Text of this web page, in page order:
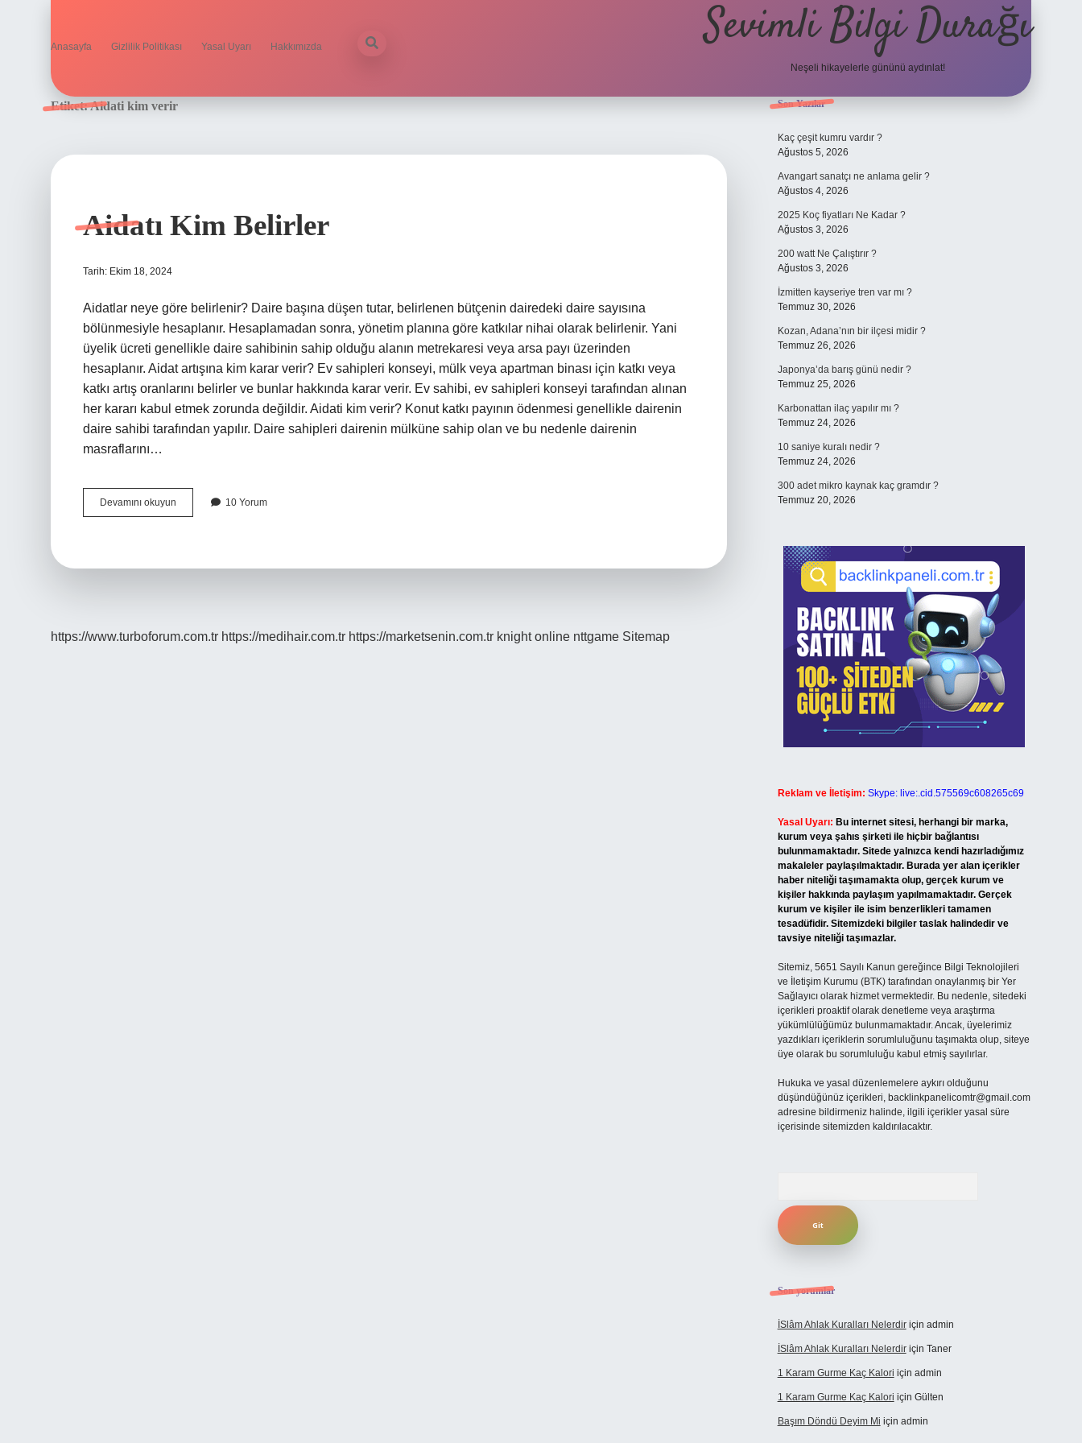
Anasayfa Gizlilik Politikası Yasal Uyarı Hakkımızda Sevimli Bilgi Durağı
Neşeli hikayelerle gününü aydınlat!
Etiket:Aidati kim verir
Aidatı Kim Belirler
Tarih: Ekim 18, 2024
Aidatlar neye göre belirlenir? Daire başına düşen tutar, belirlenen bütçenin dairedeki daire sayısına
bölünmesiyle hesaplanır. Hesaplamadan sonra, yönetim planına göre katkılar nihai olarak belirlenir. Yani
üyelik ücreti genellikle daire sahibinin sahip olduğu alanın metrekaresi veya arsa payı üzerinden
hesaplanır. Aidat artışına kim karar verir? Ev sahipleri konseyi, mülk veya apartman binası için katkı veya
katkı artış oranlarını belirler ve bunlar hakkında karar verir. Ev sahibi, ev sahipleri konseyi tarafından alınan
her kararı kabul etmek zorunda değildir. Aidati kim verir? Konut katkı payının ödenmesi genellikle dairenin
daire sahibi tarafından yapılır. Daire sahipleri dairenin mülküne sahip olan ve bu nedenle dairenin
masraflarını…
Devamını okuyun
Kim
10 Yorum
https://www.turboforum.com.tr https://medihair.com.tr https://marketsenin.com.tr knight online nttgame Sitemap
Sidebar
Son Yazılar
Kaç çeşit kumru vardır ?
Ağustos 5, 2026
Avangart sanatçı ne anlama gelir ?
Ağustos 4, 2026
2025 Koç fiyatları Ne Kadar ?
Ağustos 3, 2026
200 watt Ne Çalıştırır ?
Ağustos 3, 2026
İzmitten kayseriye tren var mı ?
Temmuz 30, 2026
Kozan, Adana’nın bir ilçesi midir ?
Temmuz 26, 2026
Japonya’da barış günü nedir ?
Temmuz 25, 2026
Karbonattan ilaç yapılır mı ?
Temmuz 24, 2026
10 saniye kuralı nedir ?
Temmuz 24, 2026
300 adet mikro kaynak kaç gramdır ?
Temmuz 20, 2026
Reklam ve İletişim: Skype: live:.cid.575569c608265c69
Yasal Uyarı: Bu internet sitesi, herhangi bir marka,
kurum veya şahıs şirketi ile hiçbir bağlantısı
bulunmamaktadır. Sitede yalnızca kendi hazırladığımız
makaleler paylaşılmaktadır. Burada yer alan içerikler
haber niteliği taşımamakta olup, gerçek kurum ve
kişiler hakkında paylaşım yapılmamaktadır. Gerçek
kurum ve kişiler ile isim benzerlikleri tamamen
tesadüfidir. Sitemizdeki bilgiler taslak halindedir ve
tavsiye niteliği taşımazlar.
Sitemiz, 5651 Sayılı Kanun gereğince Bilgi Teknolojileri
ve İletişim Kurumu (BTK) tarafından onaylanmış bir Yer
Sağlayıcı olarak hizmet vermektedir. Bu nedenle, sitedeki
içerikleri proaktif olarak denetleme veya araştırma
yükümlülüğümüz bulunmamaktadır. Ancak, üyelerimiz
yazdıkları içeriklerin sorumluluğunu taşımakta olup, siteye
üye olarak bu sorumluluğu kabul etmiş sayılırlar.
Hukuka ve yasal düzenlemelere aykırı olduğunu
düşündüğünüz içerikleri, backlinkpanelicomtr@gmail.com
adresine bildirmeniz halinde, ilgili içerikler yasal süre
içerisinde sitemizden kaldırılacaktır.
Son yorumlar
İSlâm Ahlak Kuralları Nelerdiriçin admin
İSlâm Ahlak Kuralları Nelerdiriçin Taner
1 Karam Gurme Kaç Kalori için admin
1 Karam Gurme Kaç Kalori için Gülten
Başım Döndü Deyim Mi için admin